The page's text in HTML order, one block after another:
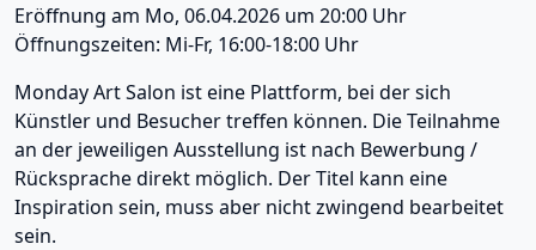
Eröffnung am Mo, 06.04.2026 um 20:00 Uhr
Öffnungszeiten: Mi-Fr, 16:00-18:00 Uhr
Monday Art Salon ist eine Plattform, bei der sich
Künstler und Besucher treffen können. Die Teilnahme
an der jeweiligen Ausstellung ist nach Bewerbung /
Rücksprache direkt möglich. Der Titel kann eine
Inspiration sein, muss aber nicht zwingend bearbeitet
sein.